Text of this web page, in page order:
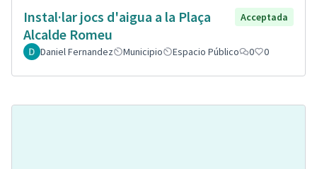
Instal·lar jocs d'aigua a la Plaça
Alcalde Romeu
Acceptada
Daniel Fernandez Municipio Espacio Público 0 0